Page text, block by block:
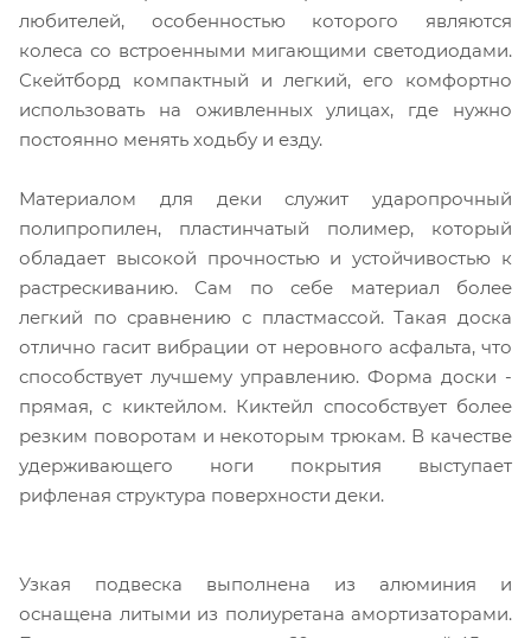
любителей, особенностью которого являются
колеса со встроенными мигающими светодиодами.
Скейтборд компактный и легкий, его комфортно
использовать на оживленных улицах, где нужно
постоянно менять ходьбу и езду.
Материалом для деки служит ударопрочный
полипропилен, пластинчатый полимер, который
обладает высокой прочностью и устойчивостью к
растрескиванию. Сам по себе материал более
легкий по сравнению с пластмассой. Такая доска
отлично гасит вибрации от неровного асфальта, что
способствует лучшему управлению. Форма доски -
прямая, с киктейлом. Киктейл способствует более
резким поворотам и некоторым трюкам. В качестве
удерживающего ноги покрытия выступает
рифленая структура поверхности деки.
Узкая подвеска выполнена из алюминия и
оснащена литыми из полиуретана амортизаторами.